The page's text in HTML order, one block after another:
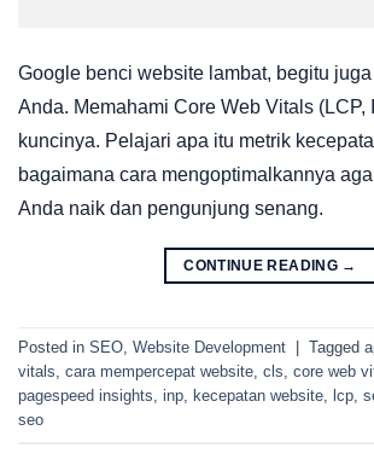
Google benci website lambat, begitu
Anda. Memahami Core Web Vitals (LCP,
kuncinya. Pelajari apa itu metrik
bagaimana cara mengoptimalkannya
Anda naik dan pengunjung senang.
CONTINUE READING →
Posted in SEO Website Development Tagged
vitals cara mempercepat website cls core web
pagespeed insights inp kecepatan website lcp
seo